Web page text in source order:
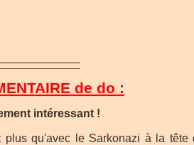
de do :
intéressant !
plus qu'avec le Sarkonazi à la